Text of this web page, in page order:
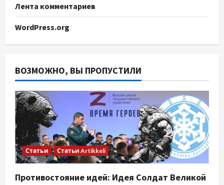
Лента комментариев
WordPress.org
ВОЗМОЖНО, ВЫ ПРОПУСТИЛИ
Статьи Статьи Artikkeli
Противостояние идей: Идея Солдат Великой